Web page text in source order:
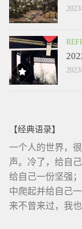
【经典语录】
一个人的世界，
声。冷了，给自
给自己一份坚强
中爬起并给自己
来不曾来过，我